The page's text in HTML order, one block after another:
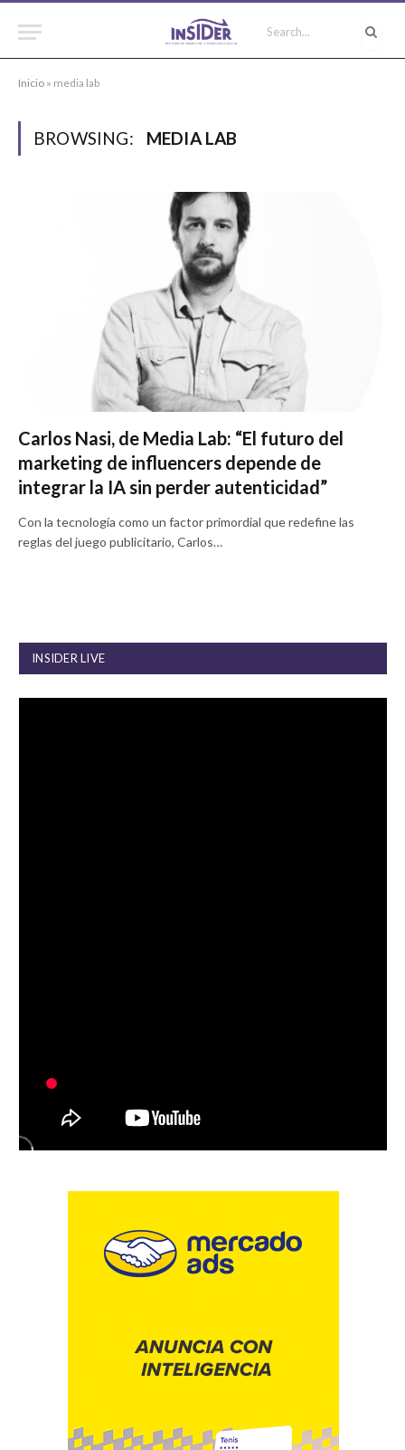
Inicio » media lab
BROWSING: MEDIA LAB
Carlos Nasi, de Media Lab: “El futuro del
marketing de influencers depende de
integrar la IA sin perder autenticidad”
Con la tecnología como un factor primordial que redefine las
reglas del juego publicitario, Carlos…
INSIDER LIVE